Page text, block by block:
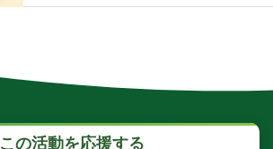
この活動を応援する